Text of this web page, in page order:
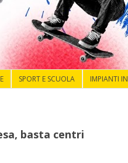
SPORT E SCUOLA IMPIANTI
basta centri